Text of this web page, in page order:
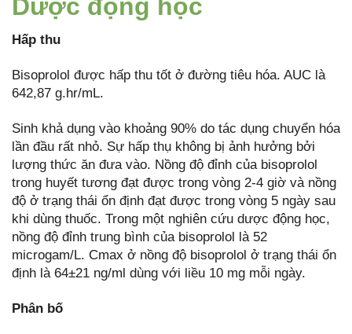
Dược động học
Hấp thu
Bisoprolol được hấp thu tốt ở đường tiêu hóa. AUC là
642,87 g.hr/mL.
Sinh khả dụng vào khoảng 90% do tác dụng chuyển hóa
lần đầu rất nhỏ. Sự hấp thụ không bị ảnh hưởng bởi
lượng thức ăn đưa vào. Nồng độ đỉnh của bisoprolol
trong huyết tương đạt được trong vòng 2-4 giờ và nồng
độ ở trạng thái ổn định đạt được trong vòng 5 ngày sau
khi dùng thuốc. Trong một nghiên cứu dược động học,
nồng độ đỉnh trung bình của bisoprolol là 52
microgam/L. Cmax ở nồng độ bisoprolol ở trạng thái ổn
định là 64±21 ng/ml dùng với liều 10 mg mỗi ngày.
Phân bố